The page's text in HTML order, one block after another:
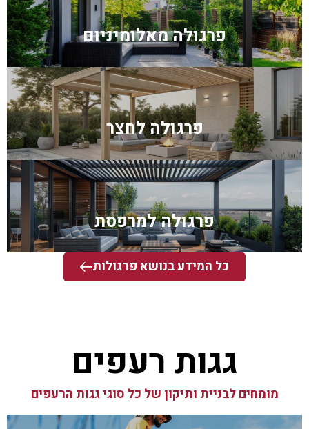
פרגולה מאלומיניום
פרגולה לחצר
פרגולה למרפסת
כל המידע בנושא פרגולות
גגות רעפים
מומחים לבניית ותיקון של כל סוגי גגות הרעפים